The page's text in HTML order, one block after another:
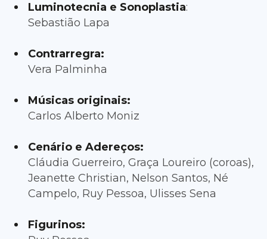
Luminotecnia e Sonoplastia:
Sebastião Lapa
Contrarregra:
Vera Palminha
Músicas originais:
Carlos Alberto Moniz
Cenário e Adereços:
Cláudia Guerreiro, Graça Loureiro (coroas),
Jeanette Christian, Nelson Santos, Né
Campelo, Ruy Pessoa, Ulisses Sena
Figurinos: